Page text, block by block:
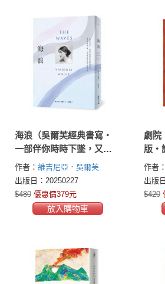
海浪（吳爾芙經典書寫‧
一部伴你時時下墜，又刻
刻重返平靜的陰翳之書）
作者： 維吉尼亞．吳爾芙
(Virginia Woolf)
出版日：20250227
$480 優惠價379元
放入購物車
劇院
版‧
紀優
作者：
出版
$420